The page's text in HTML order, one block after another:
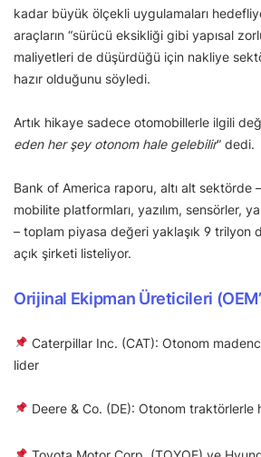
kadar büyük ölçekli uygulamaları
araçların “sürücü eksikliği gibi yapısal
maliyetleri de düşürdüğü için nakliye
hazır olduğunu söyledi.
Artık hikaye sadece otomobillerle ilgili
eden her şey otonom hale gelebilir” dedi.
Bank of America raporu, altı alt sektörde
mobilite platformları, yazılım, sensörler,
– toplam piyasa değeri yaklaşık 9 trilyon
açık şirketi listeliyor.
Orijinal Ekipman Üreticileri
Caterpillar Inc. (CAT): Otonom
lider
Deere & Co. (DE): Otonom traktörlerle